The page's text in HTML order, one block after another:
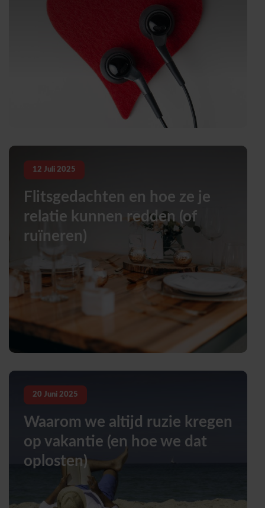
12 Juli 2025
Flitsgedachten en hoe ze je
relatie kunnen redden (of
ruïneren)
20 Juni 2025
Waarom we altijd ruzie kregen
op vakantie (en hoe we dat
oplosten)